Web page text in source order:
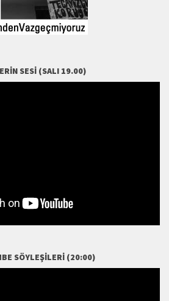
SESI (SALI 19.00)
SÖYLEŞILERI (20:00)